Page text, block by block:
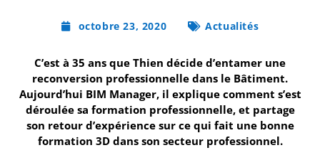
octobre 23, 2020 Actualités
C’est à 35 ans que Thien décide d’entamer une
reconversion professionnelle dans le Bâtiment.
Aujourd’hui BIM Manager, il explique comment s’est
déroulée sa formation professionnelle, et partage
son retour d’expérience sur ce qui fait une bonne
formation 3D dans son secteur professionnel.